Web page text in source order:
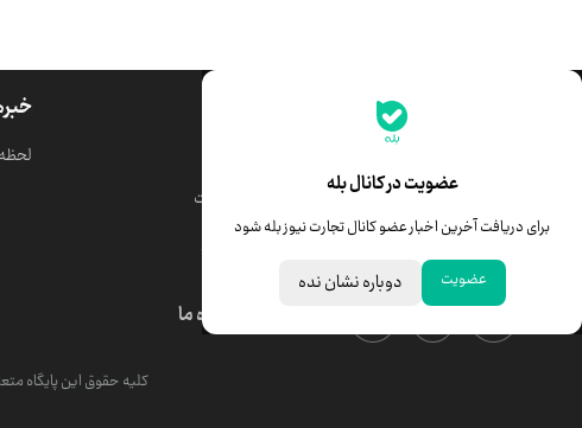
عضویت در کانال بله
برای دریافت آخرین اخبار عضو کانال تجارت نیوز بله شود
عضویت دوباره نشان نده
قیمت سکه امامی
قیمت درهم امارات
ابزار تبدیل نرخ ارز
درباره ما
کلیه حقوق این پایگاه